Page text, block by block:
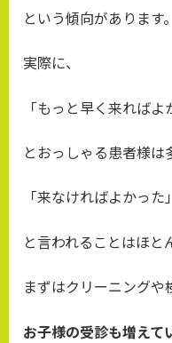
という傾向があります。
実際に、
「もっと早く来ればよ
とおっしゃる患者様は
「来なければよかった」
と言われることはほと
まずはクリーニングや
お子様の受診も増えて